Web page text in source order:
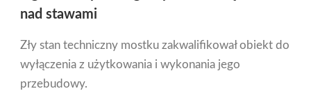
nad stawami
Zły stan techniczny mostku zakwalifikował obiekt do
wyłączenia z użytkowania i wykonania jego
przebudowy.